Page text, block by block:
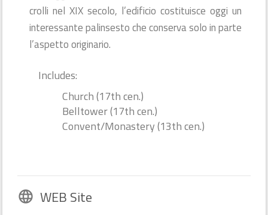
crolli nel XIX secolo, l’edificio costituisce oggi un
interessante palinsesto che conserva solo in parte
l’aspetto originario.
Includes:
Church (17th cen.)
Belltower (17th cen.)
Convent/Monastery (13th cen.)
language WEB Site